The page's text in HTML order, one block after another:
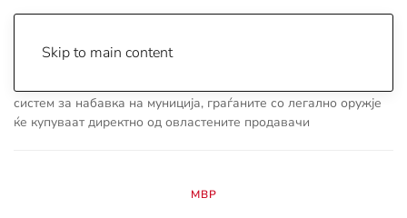
Skip to main content
систем за набавка на муниција, граѓаните со легално оружје
ќе купуваат директно од овластените продавачи
МВР